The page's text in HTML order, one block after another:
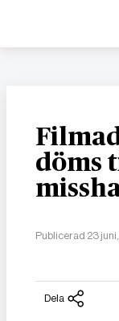
döms
Publicerad 23
Dela